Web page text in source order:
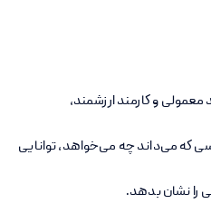
و کارمند ارزشمند،
که می‌داند چه می‌خواهد، توانایی
را نشان بدهد.